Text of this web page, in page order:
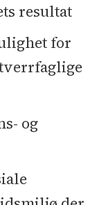
resultat
for
og